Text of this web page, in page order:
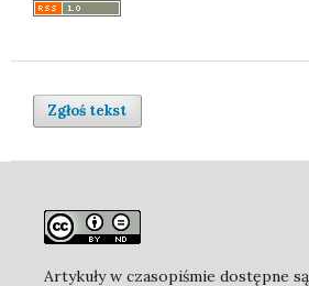
Zgłoś tekst
Artykuły w czasopiśmie dostępne